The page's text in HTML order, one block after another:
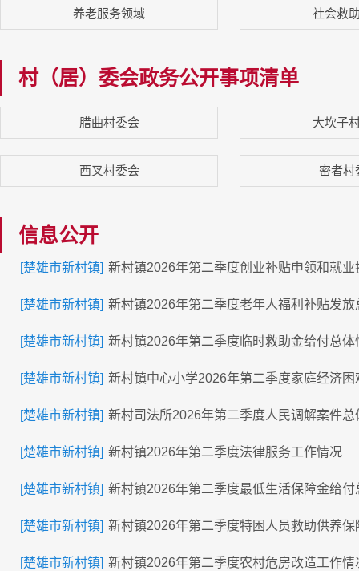
养老服务领域 社会救
村（居）委会政务公开事项清单
腊曲村委会 大坎子
西叉村委会 密者村
信息公开
[楚雄市新村镇] 新村镇2026年第二季度创业补贴申领和就业
[楚雄市新村镇] 新村镇2026年第二季度老年人福利补贴发放
[楚雄市新村镇] 新村镇2026年第二季度临时救助金给付总体
[楚雄市新村镇] 新村镇中心小学2026年第二季度家庭经济
[楚雄市新村镇] 新村司法所2026年第二季度人民调解案件总
[楚雄市新村镇] 新村镇2026年第二季度法律服务工作情况
[楚雄市新村镇] 新村镇2026年第二季度最低生活保障金给付
[楚雄市新村镇] 新村镇2026年第二季度特困人员救助供养
[楚雄市新村镇] 新村镇2026年第二季度农村危房改造工作情